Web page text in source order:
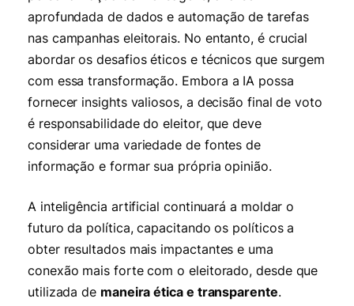
aprofundada de dados e automação de tarefas
nas campanhas eleitorais. No entanto, é crucial
abordar os desafios éticos e técnicos que surgem
com essa transformação. Embora a IA possa
fornecer insights valiosos, a decisão final de voto
é responsabilidade do eleitor, que deve
considerar uma variedade de fontes de
informação e formar sua própria opinião.
A inteligência artificial continuará a moldar o
futuro da política, capacitando os políticos a
obter resultados mais impactantes e uma
conexão mais forte com o eleitorado, desde que
utilizada de maneira ética e transparente.